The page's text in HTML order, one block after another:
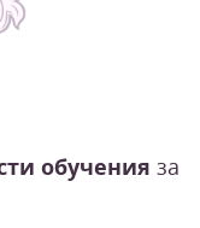
обучения за